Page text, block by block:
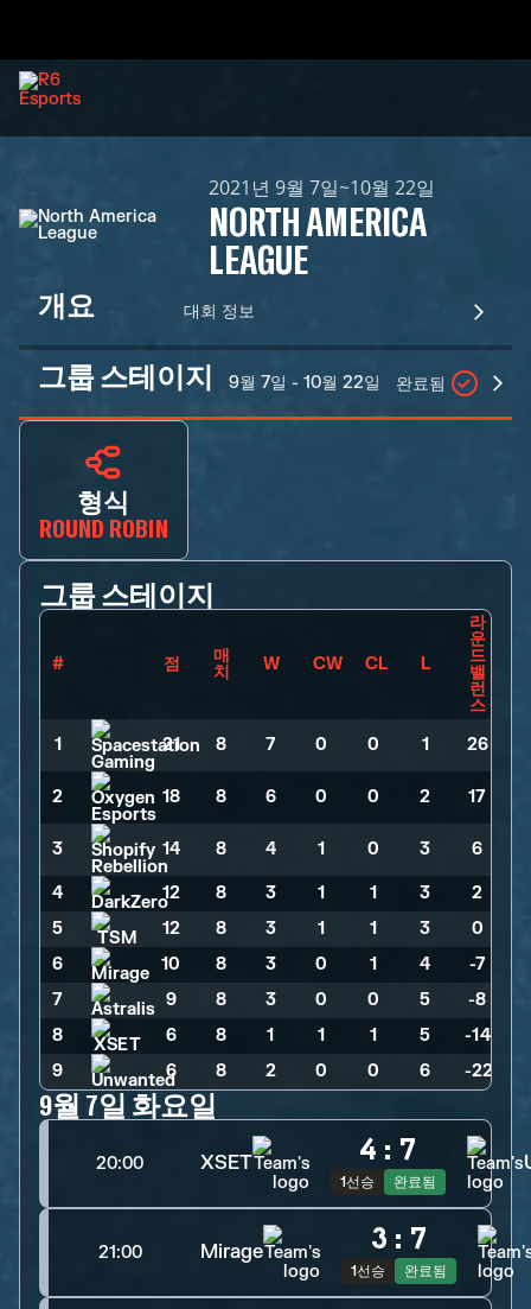
2021년 9월 7일~10월 22일
NORTH AMERICA
LEAGUE
개요 대회 정보
그룹 스테이지 9월 7일 - 10월 22일 완료됨
형식
ROUND ROBIN
그룹 스테이지
# 점
매
치
W CW CL L
라
운
드
밸
런
스
1
21 > 8 7 0 0 1 26
2 18 8 6 0 0 2 17
3 14 8 4 1 0 3 6
4 12 8 3 1 1 3
2
5
12 8 3 1 1 3
0
6
10 8 3 0 1 4
-7
7
9 8 3 0 0 5
-8
8
6 8 1 1 1 5
-14
9
6 8 2 0 0 6 -22
9월 7일 화요일
20:00 XSET 4 : 7
1선승 완료됨
21:00 Mirage 3 : 7
1선승 완료됨